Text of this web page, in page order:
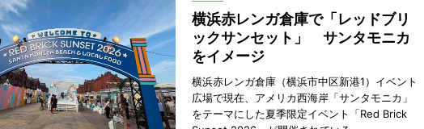
横浜赤レンガ倉庫で「レッドブリ
ックサンセット」 サンタモニカ
をイメージ
横浜赤レンガ倉庫（横浜市中区新港1）イベント
広場で現在、アメリカ西海岸「サンタモニカ」
をテーマにした夏季限定イベント「Red Brick